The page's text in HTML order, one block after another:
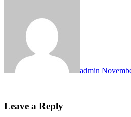
admin
Leave a Reply